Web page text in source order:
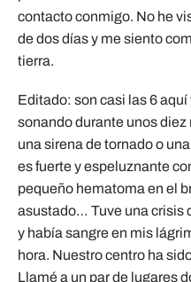
contacto conmigo. No he
de dos días y me siento
tierra.
Editado: son casi las 6
sonando durante unos
una sirena de tornado o
es fuerte y espeluznante
pequeño hematoma en el
asustado… Tuve una crisis
y había sangre en mis
hora. Nuestro centro ha
Llamé a un par de lugares